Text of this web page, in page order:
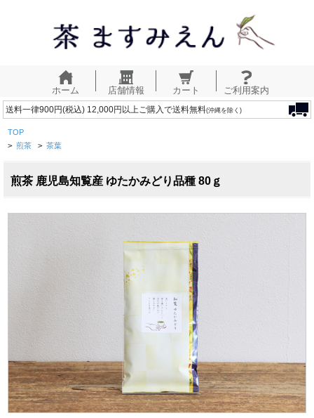
ホーム 店舗情報 カート ご利用案内
送料一律900円(税込) 12,000円以上ご購入で送料無料(沖縄を除く)
TOP
> 煎茶 > 茶葉
煎茶 鹿児島知覧産 ゆたかみどり品種 80ｇ